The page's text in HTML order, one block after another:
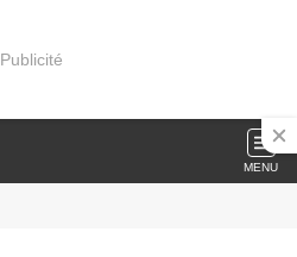
Publicité
MENU